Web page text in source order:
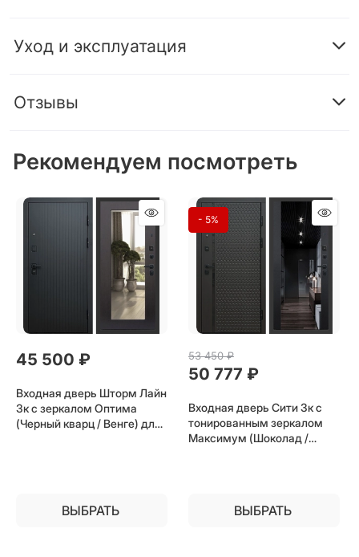
Уход и эксплуатация
Отзывы
Рекомендуем посмотреть
45 500 ₽
Входная дверь Шторм Лайн
3к с зеркалом Оптима
(Черный кварц / Венге) для
ВЫБРАТЬ
- 5%
53 450 ₽
50 777 ₽
Входная дверь Сити 3к с
тонированным зеркалом
Максимум (Шоколад /
ВЫБРАТЬ